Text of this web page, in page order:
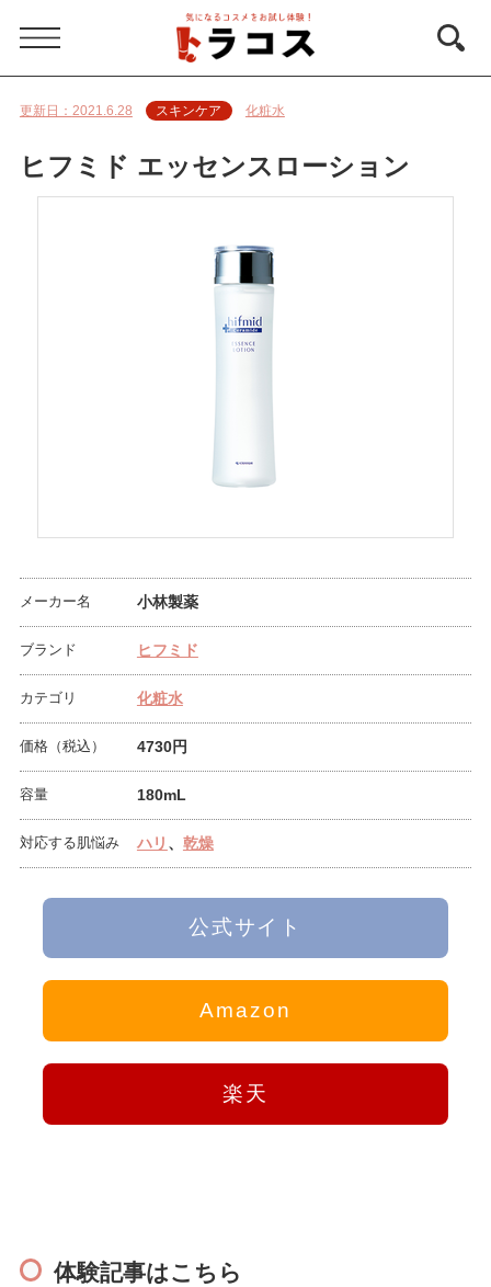
更新日： 2021.6.28 スキンケア 化粧水
ヒフミド エッセンスローション
メーカー名 小林製薬
ブランド ヒフミド
カテゴリ 化粧水
価格（税込） 4730円
容量 180mL
対応する肌悩み ハリ 、 乾燥
公式サイト
Amazon
楽天
体験記事はこちら